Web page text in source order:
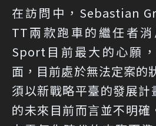
在訪問中，Sebastian
TT兩款跑車的繼任者
Sport目前最大的心願
面，目前處於無法定案的
須以新戰略平臺的發展計
的未來目前而言並不明確